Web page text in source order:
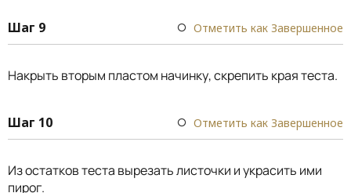
Шаг 9 Отметить как Завершенное
Накрыть вторым пластом начинку, скрепить края теста.
Шаг 10 Отметить как Завершенное
Из остатков теста вырезать листочки и украсить ими
пирог.